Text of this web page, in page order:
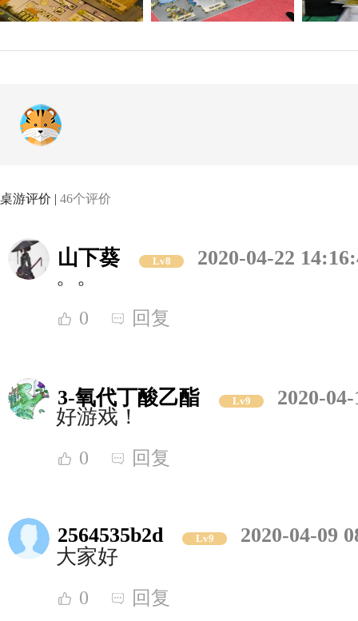
桌游评价 | 46个评价
山下葵 Lv8
2020-04-22
。。
0 回复
3-氧代丁酸乙酯 Lv9
2020-
好游戏！
0 回复
2564535b2d Lv9
2020-04-09
大家好
0 回复